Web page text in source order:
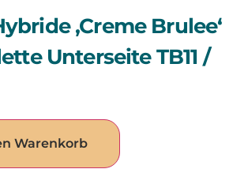
‚Creme Brulee‘
Unterseite TB11 /
Warenkorb